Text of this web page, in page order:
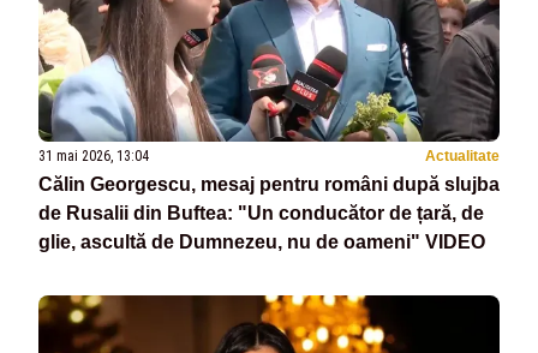
31 mai 2026, 13:04 Actualitate
Călin Georgescu, mesaj pentru români după slujba
de Rusalii din Buftea: "Un conducător de țară, de
glie, ascultă de Dumnezeu, nu de oameni" VIDEO